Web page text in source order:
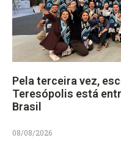
Pela terceira vez,
Teresópolis está
Brasil
08/08/2026